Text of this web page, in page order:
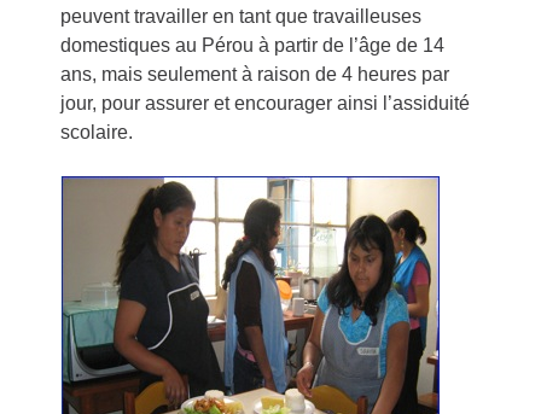
peuvent travailler en tant que travailleuses
domestiques au Pérou à partir de l’âge de 14
ans, mais seulement à raison de 4 heures par
jour, pour assurer et encourager ainsi l’assiduité
scolaire.